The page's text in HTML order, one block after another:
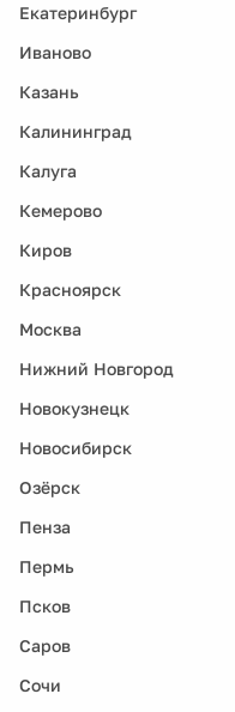
Екатеринбург
Иваново
Казань
Калининград
Калуга
Кемерово
Киров
Красноярск
Москва
Нижний Новгород
Новокузнецк
Новосибирск
Озёрск
Пенза
Пермь
Псков
Саров
Сочи